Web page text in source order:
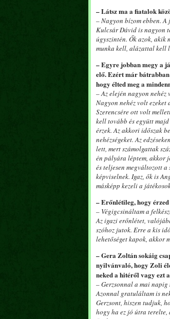
– Látsz ma a fiatalok
– Nagyon bízom ebben.
Kulcsár Dávid is nagyon
úgyszintén. Ők azok, akik
munka kell, alázattal kell
– Egyre jobban megy a
elő. Ezért már
hogy élted meg a
– Az elején nagyon
Nagyon nehéz volt
Szerencsére ott volt
kell tovább és együtt
érzek. Az akkori időszak
nehézségeket. Az
lett, mert számolgattak
én pályára léptem, akkor
és teljesen megváltozott
képviselnek. Igaz, ők is
másképp kezeli a
– Erőnlétileg, hogy
– Végigcsináltam a
Az igazi erőnlétet,
szóhoz jutok. Erre a kis
lehetőséget kapok, akkor
– Gera Zoltán sokáig
nyilvánvaló, hogy Zoli
neked a hitéről vagy ezt
– Gerzsonnal a mai
Azonnal gratuláltam is
Gerzsont, hiszen tudjuk,
hogy ha ez jó útra terelte,